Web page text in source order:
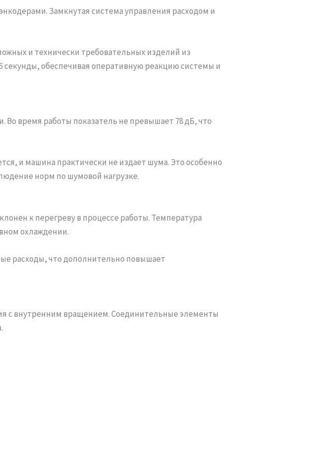
Замкнутая система управления расходом и
и технически требовательных изделий из
секунды, обеспечивая оперативную реакцию системы и
время работы показатель не превышает 78 дБ, что
и машина практически не издает шума. Это особенно
норм по шумовой нагрузке.
к перегреву в процессе работы. Температура
охлаждении.
расходы, что дополнительно повышает
с внутренним вращением. Соединительные элементы